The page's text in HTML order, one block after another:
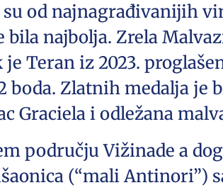
od najnagrađivanijih
najbolja. Zrela
Teran iz 2023.
boda. Zlatnih medalja je
Graciela i odležana
području Vižinade a
(“mali Antinori”)